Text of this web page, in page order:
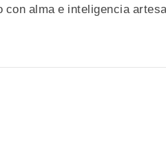
alma e inteligencia